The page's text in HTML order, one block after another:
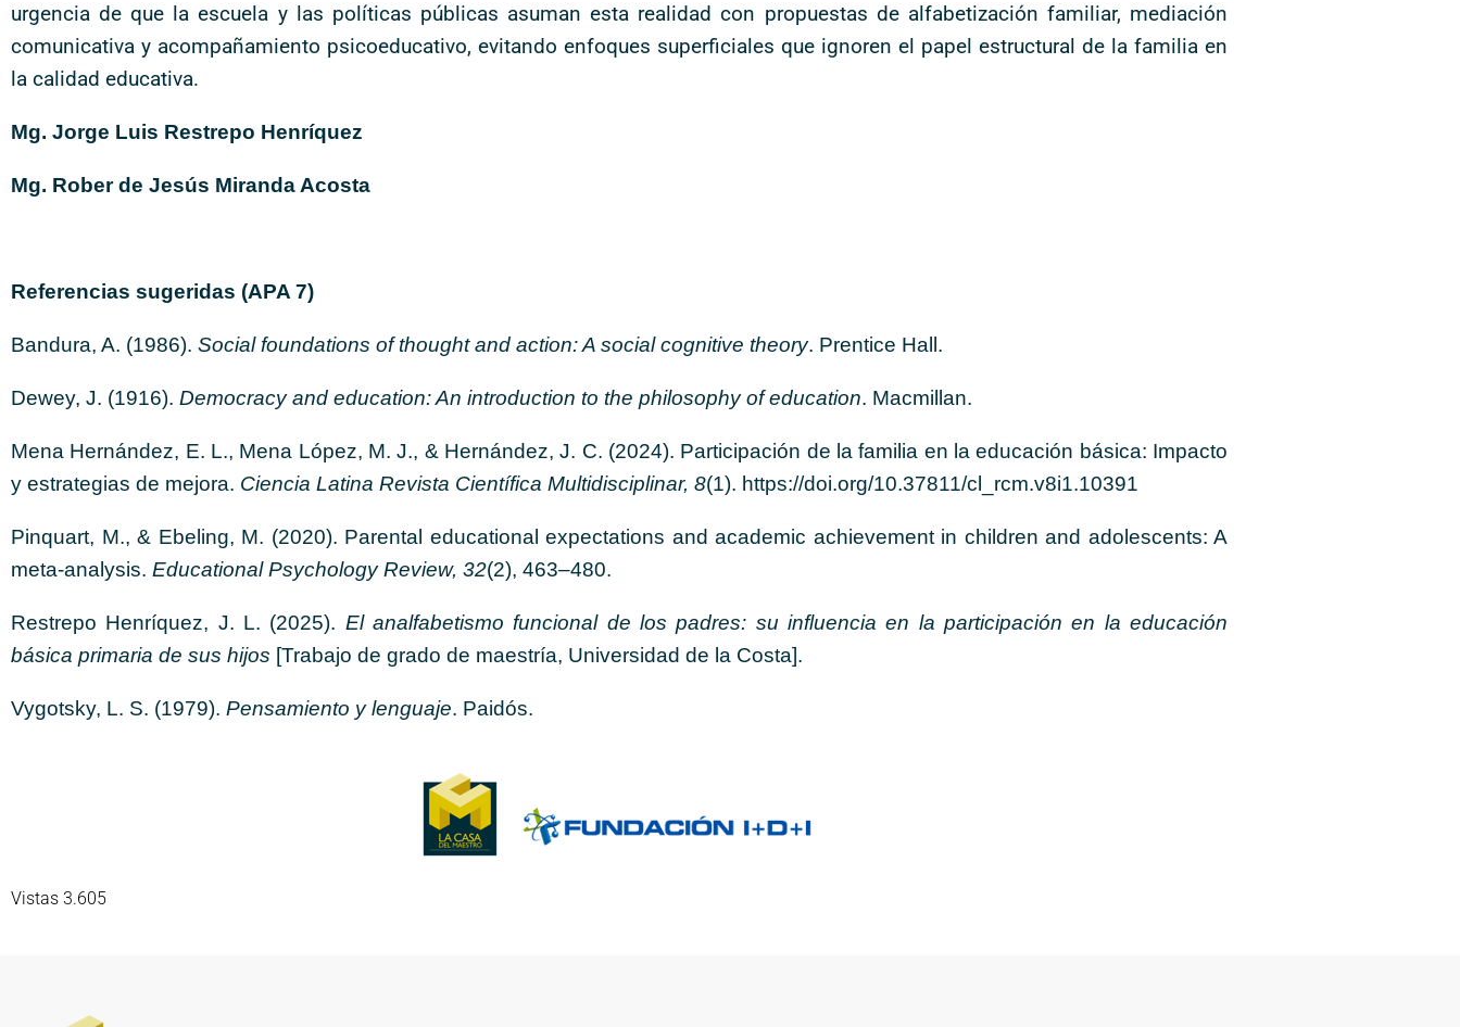
urgencia de que la escuela y las políticas públicas asuman esta realidad con propuestas de alfabetización familiar, mediación
comunicativa y acompañamiento psicoeducativo, evitando enfoques superficiales que ignoren el papel estructural de la familia en
la calidad educativa.
Mg. Jorge Luis Restrepo Henríquez
Mg. Rober de Jesús Miranda Acosta
Referencias sugeridas (APA 7)
Bandura, A. (1986). Social foundations of thought and action: A social cognitive theory. Prentice Hall.
Dewey, J. (1916). Democracy and education: An introduction to the philosophy of education. Macmillan.
Mena Hernández, E. L., Mena López, M. J., & Hernández, J. C. (2024). Participación de la familia en la educación básica: Impacto
y estrategias de mejora. Ciencia Latina Revista Científica Multidisciplinar, 8(1). https://doi.org/10.37811/cl_rcm.v8i1.10391
Pinquart, M., & Ebeling, M. (2020). Parental educational expectations and academic achievement in children and adolescents: A
meta-analysis. Educational Psychology Review, 32(2), 463–480.
Restrepo Henríquez, J. L. (2025). El analfabetismo funcional de los padres: su influencia en la participación en la educación
básica primaria de sus hijos [Trabajo de grado de maestría, Universidad de la Costa].
Vygotsky, L. S. (1979). Pensamiento y lenguaje. Paidós.
Vistas 3.605